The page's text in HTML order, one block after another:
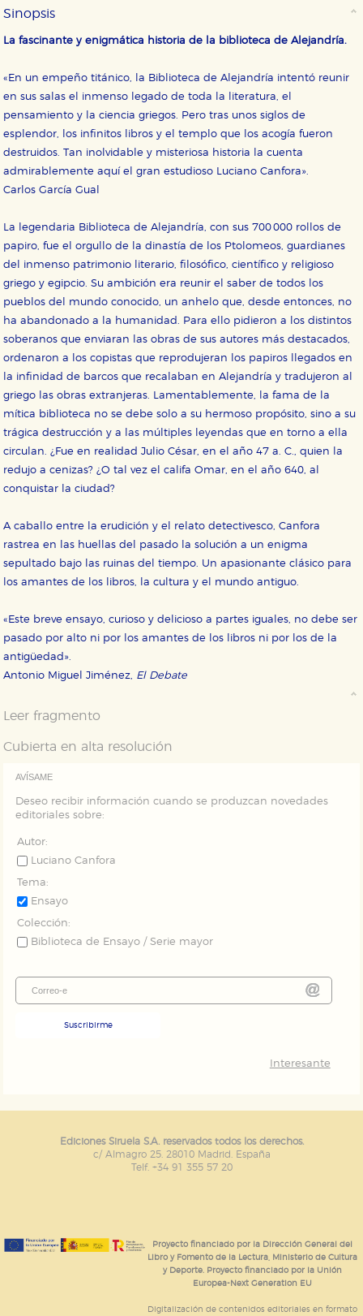
Sinopsis
La fascinante y enigmática historia de la biblioteca de Alejandría.
«En un empeño titánico, la Biblioteca de Alejandría intentó reunir
en sus salas el inmenso legado de toda la literatura, el
pensamiento y la ciencia griegos. Pero tras unos siglos de
esplendor, los infinitos libros y el templo que los acogía fueron
destruidos. Tan inolvidable y misteriosa historia la cuenta
admirablemente aquí el gran estudioso Luciano Canfora».
Carlos García Gual
La legendaria Biblioteca de Alejandría, con sus 700 000 rollos de
papiro, fue el orgullo de la dinastía de los Ptolomeos, guardianes
del inmenso patrimonio literario, filosófico, científico y religioso
griego y egipcio. Su ambición era reunir el saber de todos los
pueblos del mundo conocido, un anhelo que, desde entonces, no
ha abandonado a la humanidad. Para ello pidieron a los distintos
soberanos que enviaran las obras de sus autores más destacados,
ordenaron a los copistas que reprodujeran los papiros llegados en
la infinidad de barcos que recalaban en Alejandría y tradujeron al
griego las obras extranjeras. Lamentablemente, la fama de la
mítica biblioteca no se debe solo a su hermoso propósito, sino a su
trágica destrucción y a las múltiples leyendas que en torno a ella
circulan. ¿Fue en realidad Julio César, en el año 47 a. C., quien la
redujo a cenizas? ¿O tal vez el califa Omar, en el año 640, al
conquistar la ciudad?
A caballo entre la erudición y el relato detectivesco, Canfora
rastrea en las huellas del pasado la solución a un enigma
sepultado bajo las ruinas del tiempo. Un apasionante clásico para
los amantes de los libros, la cultura y el mundo antiguo.
«Este breve ensayo, curioso y delicioso a partes iguales, no debe ser
pasado por alto ni por los amantes de los libros ni por los de la
antigüedad».
Antonio Miguel Jiménez, El Debate
Leer fragmento
Cubierta en alta resolución
AVÍSAME
Deseo recibir información cuando se produzcan novedades
editoriales sobre:
Autor:
Luciano Canfora
Tema:
Ensayo
Colección:
Biblioteca de Ensayo / Serie mayor
Suscribirme
Interesante
Ediciones Siruela S.A. reservados todos los derechos.
c/ Almagro 25. 28010 Madrid. España
Telf. +34 91 355 57 20
Proyecto financiado por la Dirección General del
Libro y Fomento de la Lectura, Ministerio de Cultura
y Deporte. Proyecto financiado por la Unión
Europea-Next Generation EU
Digitalización de contenidos editoriales en formato
CONFIGURACIÓN DE COOKIES
Cookies necesarias
web funcione y no es posible deshabilitarlas desde
nuestro sistema. Es posible hacerlo desde el
áreas de nuestra web dejen de funcionar
correctamente.
Cookies de rendimiento y analíticas
Estas cookies se utilizan para mejorar su experiencia
de navegación y optimizar el funcionamiento de
nuestro sitio web. Almacenan configuraciones de
servicios para que no tenga que reconfigurarlos cada
vez que nos visita. La información es agregada y, por lo
tanto, es anónima.
relevante para sus intereses en otros sitios. No
almacenan directamente información personal sino
que se basan en la identificación única de su
navegador y dispositivo de internet.
Puede consultar nuestra política de cookies